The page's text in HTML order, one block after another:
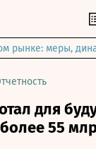
рынке: меры,
для
55